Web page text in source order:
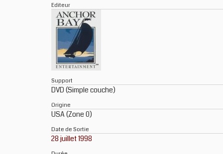
Editeur
Support
DVD (Simple couche)
Origine
USA (Zone 0)
Date de Sortie
28 juillet 1998